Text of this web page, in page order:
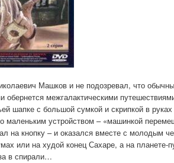
Машков и не подозревал, что
обернется межгалактическими
шапке с большой сумкой и скрипкой в
маленьким устройством – «машинкой
на кнопку – и оказался вместе с молодым
или на худой конец Сахаре, а на планете-
в спирали…